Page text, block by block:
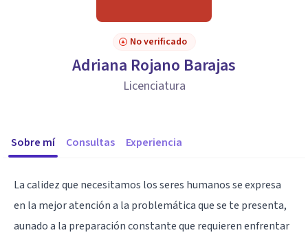
No verificado
Adriana Rojano Barajas
Licenciatura
Sobre mí Consultas Experiencia
La calidez que necesitamos los seres humanos se expresa
en la mejor atención a la problemática que se te presenta,
aunado a la preparación constante que requieren enfrentar